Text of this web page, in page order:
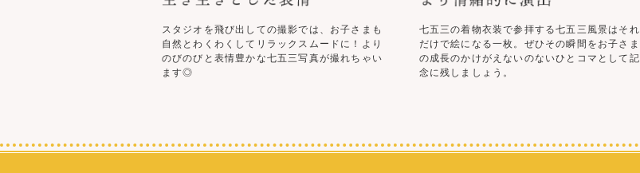
スタジオを飛び出しての撮影では、お子さまも
自然とわくわくしてリラックスムードに！より
のびのびと表情豊かな七五三写真が撮れちゃい
ます◎
七五三の着物衣装で参拝する七五三風景はそれ
だけで絵になる一枚。ぜひその瞬間をお子さま
の成長のかけがえないのないひとコマとして記
念に残しましょう。